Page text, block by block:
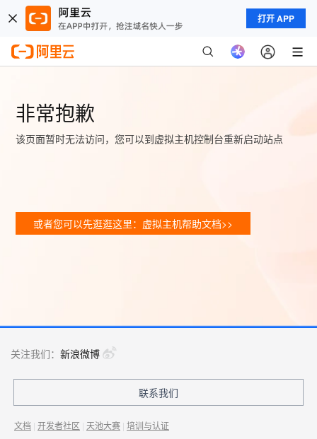
打开 APP
非常抱歉
该页面暂时无法访问，您可以到虚拟主机控制台重新启动站点
或者您可以先逛逛这里：虚拟主机帮助文档>>